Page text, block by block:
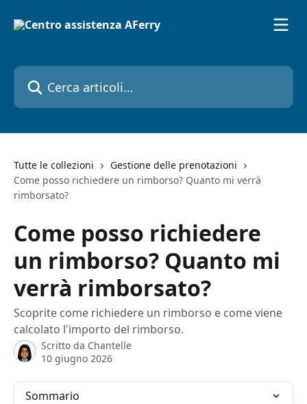
Cerca articoli…
Tutte le collezioni
Gestione delle prenotazioni
Come posso richiedere un rimborso? Quanto mi verrà
rimborsato?
Come posso richiedere
un rimborso? Quanto mi
verrà rimborsato?
Scoprite come richiedere un rimborso e come viene
calcolato l'importo del rimborso.
Scritto da Chantelle
10 giugno 2026
Sommario